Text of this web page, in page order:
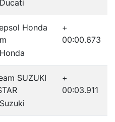
+
00:00.673
+
00:03.911